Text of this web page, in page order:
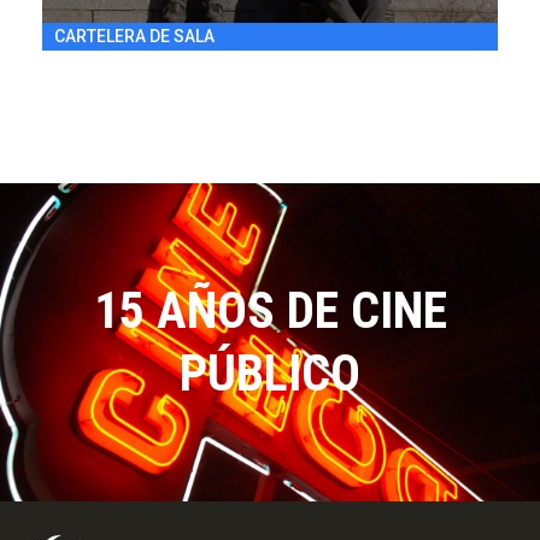
CARTELERA DE SALA
15 AÑOS DE CINE
PÚBLICO